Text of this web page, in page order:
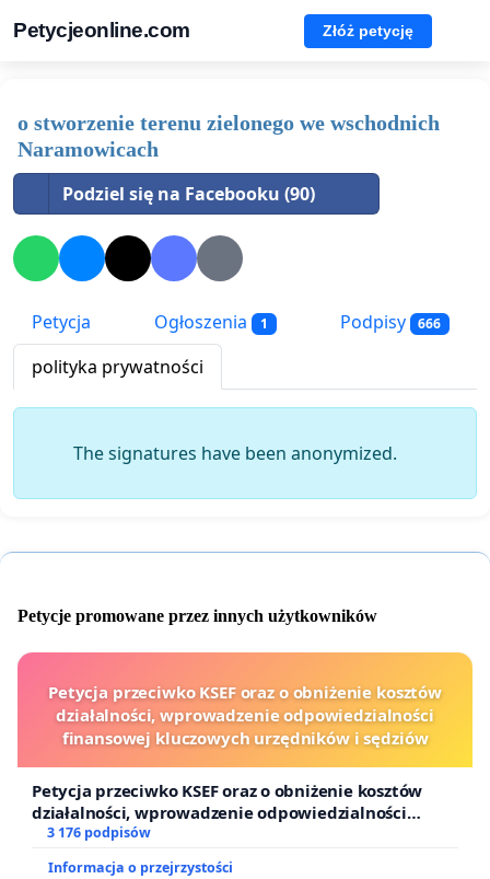
Petycjeonline.com Złóż petycję
o stworzenie terenu zielonego we wschodnich
Naramowicach
Podziel się na Facebooku (90)
Petycja Ogłoszenia 1 Podpisy 666
polityka prywatności
The signatures have been anonymized.
Petycje promowane przez innych użytkowników
Petycja przeciwko KSEF oraz o obniżenie kosztów
działalności, wprowadzenie odpowiedzialności
finansowej kluczowych urzędników i sędziów
Petycja przeciwko KSEF oraz o obniżenie kosztów
działalności, wprowadzenie odpowiedzialności
finansowej kluczowych urzędników i sędziów
3 176 podpisów
Informacja o przejrzystości